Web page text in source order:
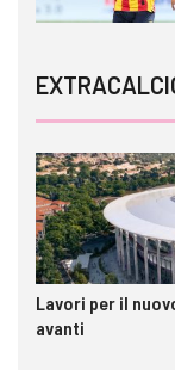
Lavori per il
avanti